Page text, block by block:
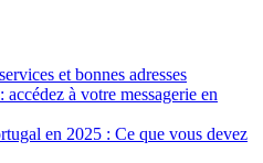
et bonnes adresses
à votre messagerie en
en 2025 : Ce que vous devez